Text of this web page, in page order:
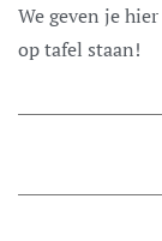
We geven je hier
op tafel staan!